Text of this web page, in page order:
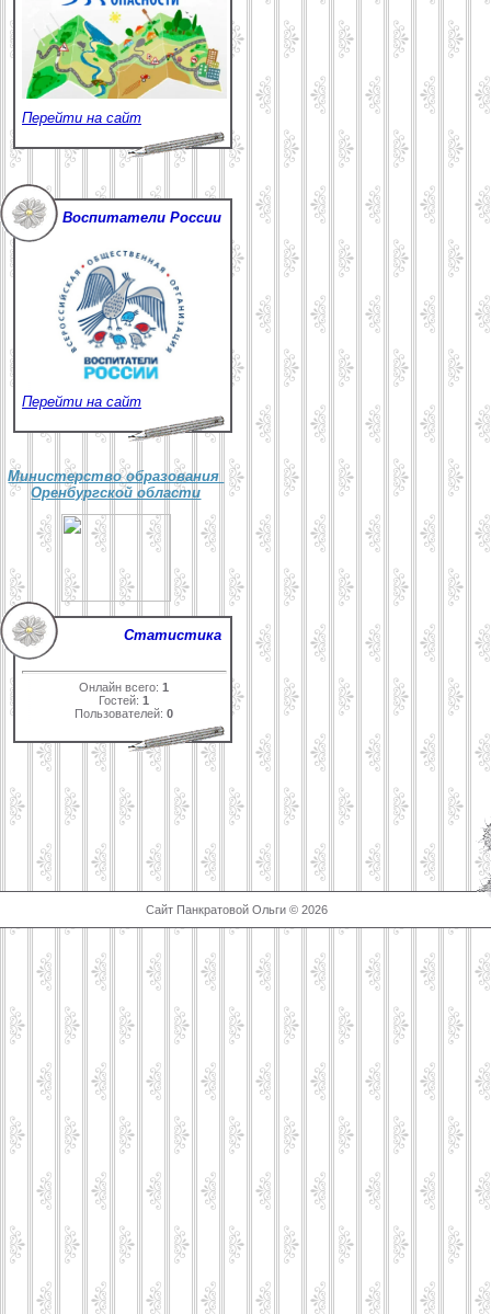
Перейти на сайт
Воспитатели России
Перейти на сайт
Министерство образования
Оренбургской области
Статистика
Онлайн всего:1
Гостей:1
Пользователей:0
Сайт Панкратовой Ольги © 2026